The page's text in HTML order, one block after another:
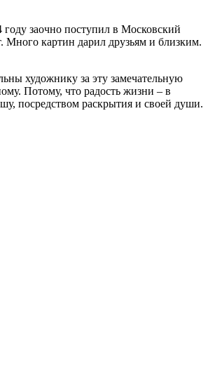
заочно поступил в Московский
Много картин дарил друзьям и близким.
художнику за эту замечательную
Потому, что радость жизни – в
посредством раскрытия и своей души.